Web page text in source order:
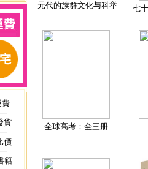
費
貨
價
籍
元代的族群文化与科举 七
全球高考：全三册